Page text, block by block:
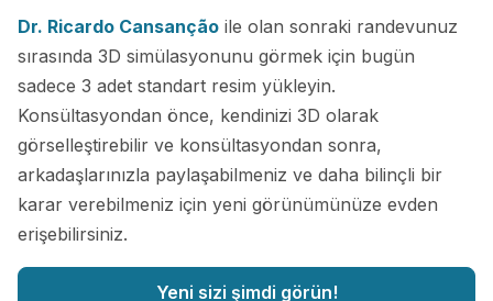
Dr. Ricardo Cansanção ile olan sonraki randevunuz
sırasında 3D simülasyonunu görmek için bugün
sadece 3 adet standart resim yükleyin.
Konsültasyondan önce, kendinizi 3D olarak
görselleştirebilir ve konsültasyondan sonra,
arkadaşlarınızla paylaşabilmeniz ve daha bilinçli bir
karar verebilmeniz için yeni görünümünüze evden
erişebilirsiniz.
Yeni sizi şimdi görün!